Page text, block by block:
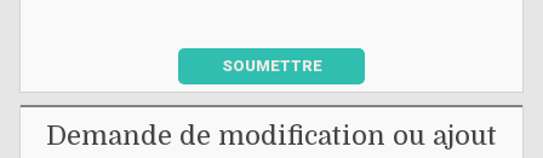
SOUMETTRE
Demande de modification ou ajout